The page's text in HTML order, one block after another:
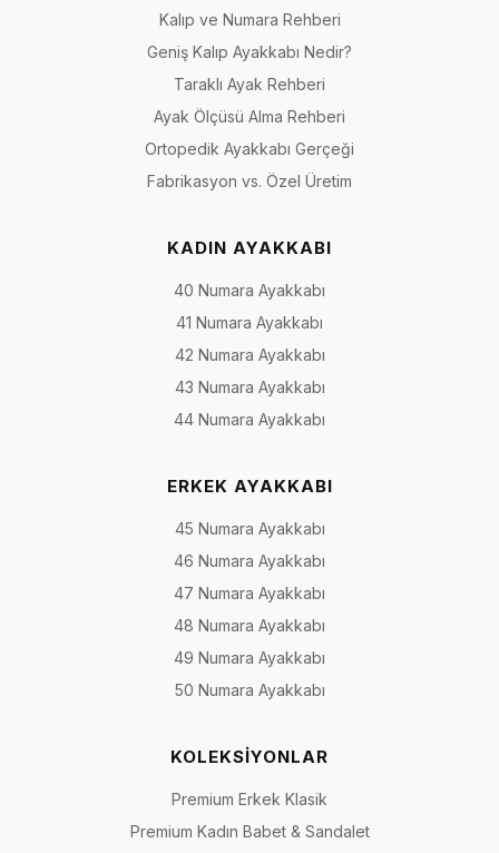
Kalıp ve Numara Rehberi
Geniş Kalıp Ayakkabı Nedir?
Taraklı Ayak Rehberi
Ayak Ölçüsü Alma Rehberi
Ortopedik Ayakkabı Gerçeği
Fabrikasyon vs. Özel Üretim
KADIN AYAKKABI
40 Numara Ayakkabı
41 Numara Ayakkabı
42 Numara Ayakkabı
43 Numara Ayakkabı
44 Numara Ayakkabı
ERKEK AYAKKABI
45 Numara Ayakkabı
46 Numara Ayakkabı
47 Numara Ayakkabı
48 Numara Ayakkabı
49 Numara Ayakkabı
50 Numara Ayakkabı
KOLEKSİYONLAR
Premium Erkek Klasik
Premium Kadın Babet & Sandalet